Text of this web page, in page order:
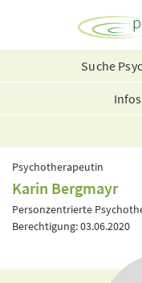
Suche
Psychotherapeutin
Karin Bergmayr
Personzentrierte
Berechtigung: 03.06.2020